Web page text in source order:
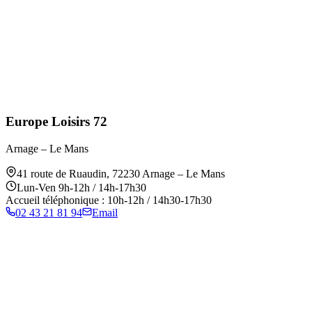
Europe Loisirs 72
Arnage – Le Mans
41 route de Ruaudin, 72230 Arnage – Le Mans
Lun-Ven 9h-12h / 14h-17h30
Accueil téléphonique : 10h-12h / 14h30-17h30
02 43 21 81 94
Email